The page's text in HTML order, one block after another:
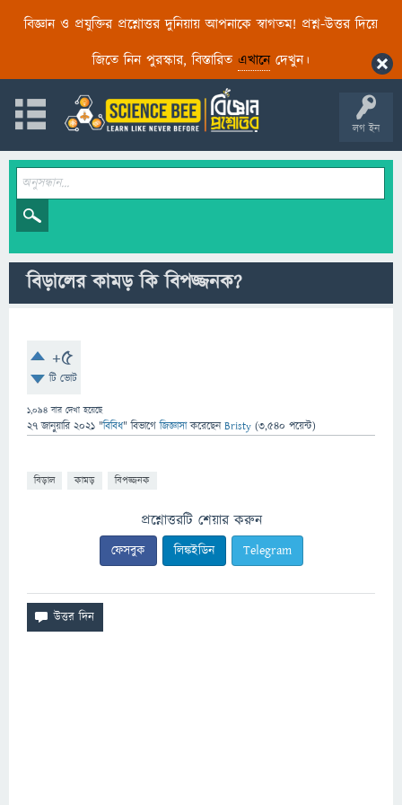
বিজ্ঞান ও প্রযুক্তির প্রশ্নোত্তর দুনিয়ায় আপনাকে স্বাগতম! প্রশ্ন-উত্তর দিয়ে
জিতে নিন পুরস্কার, বিস্তারিত এখানেদেখুন।
লগ ইন
বিড়ালের কামড় কি বিপজ্জনক?
+5
টি ভোট
1,094 বার দেখা হয়েছে
27 জানুয়ারি 2021 "বিবিধ" বিভাগে জিজ্ঞাসাকরেছেনBristy (3,540 পয়েন্ট)
বিড়াল কামড় বিপজ্জনক
প্রশ্নোত্তরটি শেয়ার করুন
ফেসবুক লিঙ্কইডিন Telegram